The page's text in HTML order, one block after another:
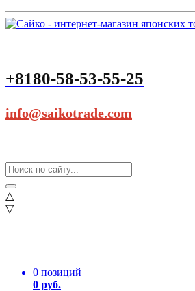
+8180-58-53-55-25
info@saikotrade.com
△
▽
0 позиций
0 руб.